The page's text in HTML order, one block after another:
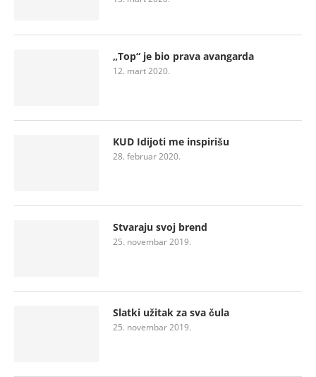
„Top“ je bio prava avangarda
12. mart 2020.
KUD Idijoti me inspirišu
28. februar 2020.
Stvaraju svoj brend
25. novembar 2019.
Slatki užitak za sva čula
25. novembar 2019.